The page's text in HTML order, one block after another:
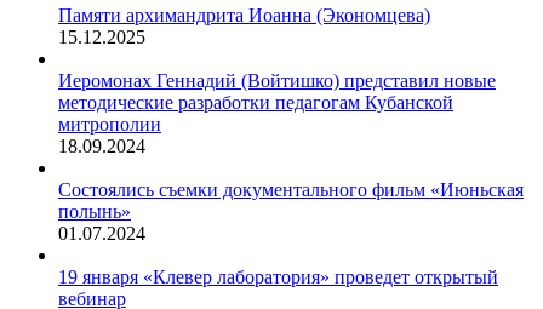
Памяти архимандрита Иоанна (Экономцева)
15.12.2025
Иеромонах Геннадий (Войтишко) представил новые
методические разработки педагогам Кубанской
митрополии
18.09.2024
Состоялись съемки документального фильм «Июньская
полынь»
01.07.2024
19 января «Клевер лаборатория» проведет открытый
вебинар